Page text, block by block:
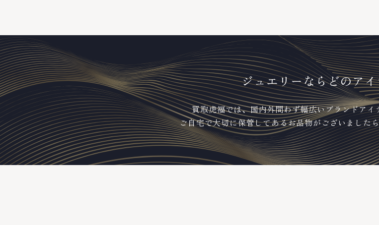
ジュエリーならどのア
買取虎福では、国内外問わず幅広いブランドア
ご自宅で大切に保管してあるお品物がございました